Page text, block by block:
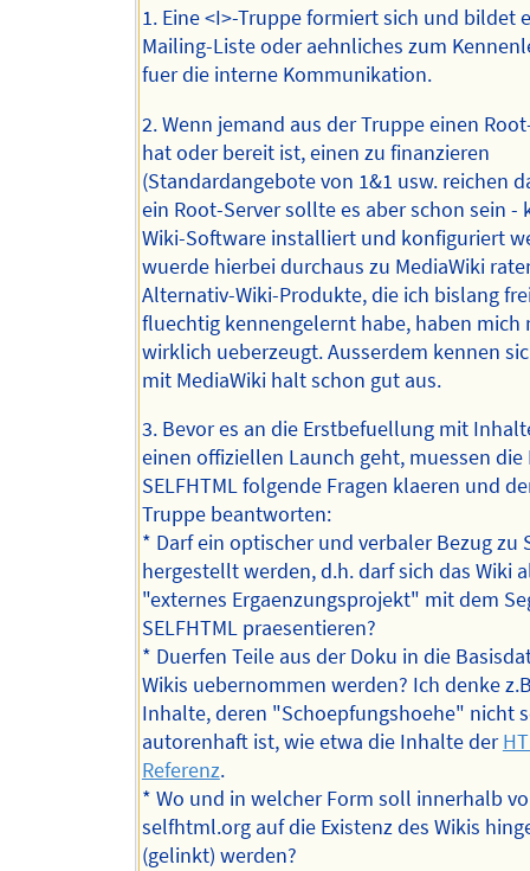
1. Eine <I>-Truppe formiert sich und bildet
Mailing-Liste oder aehnliches zum
fuer die interne Kommunikation.
2. Wenn jemand aus der Truppe einen
hat oder bereit ist, einen zu finanzieren
(Standardangebote von 1&1 usw. reichen
ein Root-Server sollte es aber schon sein -
Wiki-Software installiert und konfiguriert
wuerde hierbei durchaus zu MediaWiki
Alternativ-Wiki-Produkte, die ich bislang
fluechtig kennengelernt habe, haben mich
wirklich ueberzeugt. Ausserdem kennen
mit MediaWiki halt schon gut aus.
3. Bevor es an die Erstbefuellung mit
einen offiziellen Launch geht, muessen die
SELFHTML folgende Fragen klaeren und
Truppe beantworten:
* Darf ein optischer und verbaler Bezug zu
hergestellt werden, d.h. darf sich das Wiki
"externes Ergaenzungsprojekt" mit dem
SELFHTML praesentieren?
* Duerfen Teile aus der Doku in die
Wikis uebernommen werden? Ich denke
Inhalte, deren "Schoepfungshoehe" nicht
autorenhaft ist, wie etwa die Inhalte der
Referenz.
* Wo und in welcher Form soll innerhalb
selfhtml.org auf die Existenz des Wikis
(gelinkt) werden?